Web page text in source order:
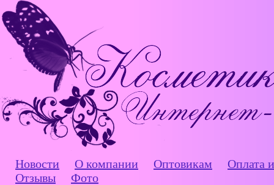
Новости О компании Оптовикам
Оплата
Отзывы
Фото